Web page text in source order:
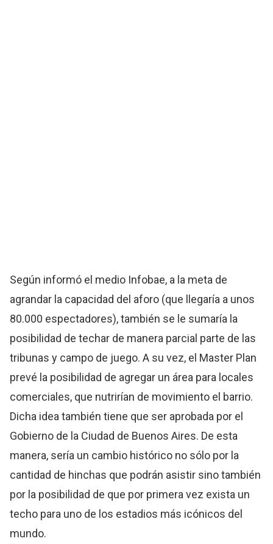
Según informó el medio Infobae, a la meta de
agrandar la capacidad del aforo (que llegaría a unos
80.000 espectadores), también se le sumaría la
posibilidad de techar de manera parcial parte de las
tribunas y campo de juego. A su vez, el Master Plan
prevé la posibilidad de agregar un área para locales
comerciales, que nutrirían de movimiento el barrio.
Dicha idea también tiene que ser aprobada por el
Gobierno de la Ciudad de Buenos Aires. De esta
manera, sería un cambio histórico no sólo por la
cantidad de hinchas que podrán asistir sino también
por la posibilidad de que por primera vez exista un
techo para uno de los estadios más icónicos del
mundo.